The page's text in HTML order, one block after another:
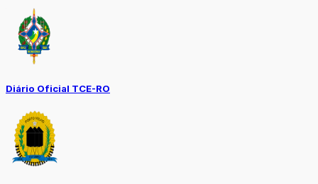
Diário Oficial TCE-RO